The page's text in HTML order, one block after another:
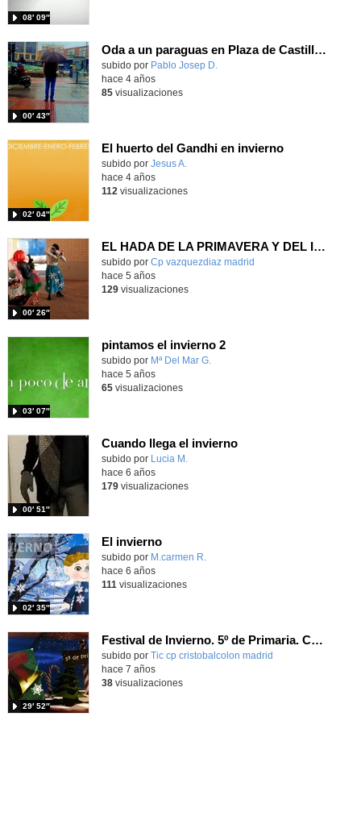
08′ 09″
Oda a un paraguas en Plaza de Castilla, de Estefanía Flores
subido por Pablo Josep D.
00′ 43″
hace 4 años
85visualizaciones
El huerto del Gandhi en invierno
Contenido educativo.
subido por Jesus A.
02′ 04″
hace 4 años
112 visualizaciones
EL HADA DE LA PRIMAVERA Y DEL INVIERNO
subido por Cp vazquezdiaz madrid
00′ 26″
hace 5 años
129visualizaciones
pintamos el invierno 2
Contenido educativo.
subido por Mª Del Mar G.
03′ 07″
hace 5 años
65visualizaciones
Cuando llega el invierno
Contenido educativo.
subido por Lucia M.
00′ 51″
hace 6 años
179visualizaciones
El invierno
Contenido educativo.
subido por M.carmen R.
02′ 35″
hace 6 años
111 visualizaciones
Festival de Invierno. 5º de Primaria. Curso 2015/16
subido por Tic cp cristobalcolon madrid
29′ 52″
hace 7 años
38visualizaciones